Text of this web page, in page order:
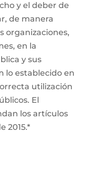
y el deber de
de manera
organizaciones,
en la
y sus
lo establecido en
utilización
El
los artículos
2015.*